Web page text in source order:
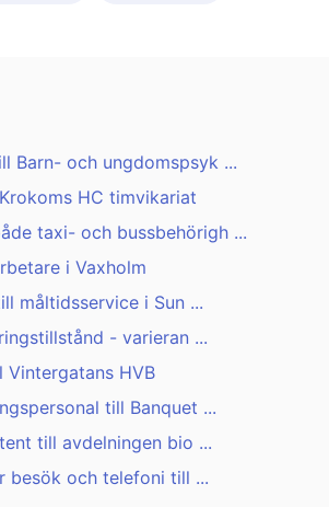
Barn- och ungdomspsyk ...
HC timvikariat
taxi- och bussbehörigh ...
i Vaxholm
måltidsservice i Sun ...
- varieran ...
Vintergatans HVB
till Banquet ...
till avdelningen bio ...
besök och telefoni till ...